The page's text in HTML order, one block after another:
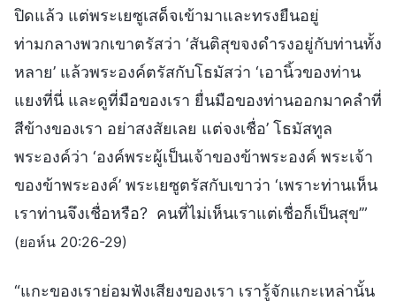
ปิดแล้ว แต่พระเยซูเสด็จเข้ามาและทรงยืนอยู่
ท่ามกลางพวกเขาตรัสว่า ‘สันติสุขจงดำรงอยู่กับท่านทั้ง
หลาย’ แล้วพระองค์ตรัสกับโธมัสว่า ‘เอานิ้วของท่าน
แยงที่นี่ และดูที่มือของเรา ยื่นมือของท่านออกมาคลำที่
สีข้างของเรา อย่าสงสัยเลย แต่จงเชื่อ’ โธมัสทูล
พระองค์ว่า ‘องค์พระผู้เป็นเจ้าของข้าพระองค์ พระเจ้า
ของข้าพระองค์’ พระเยซูตรัสกับเขาว่า ‘เพราะท่านเห็น
เราท่านจึงเชื่อหรือ? คนที่ไม่เห็นเราแต่เชื่อก็เป็นสุข’”
(ยอห์น 20:26-29)
“แกะของเราย่อมฟังเสียงของเรา เรารู้จักแกะเหล่านั้น